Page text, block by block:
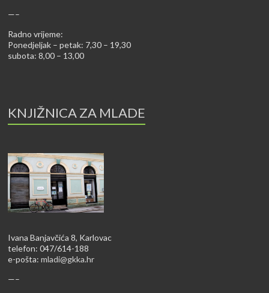
—–
Radno vrijeme:
Ponedjeljak – petak: 7,30 – 19,30
subota: 8,00 – 13,00
KNJIŽNICA ZA MLADE
Ivana Banjavčića 8, Karlovac
telefon: 047/614-188
e-pošta:mladi@gkka.hr
—–